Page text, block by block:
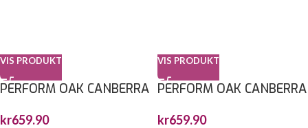
VIS PRODUKT
PERFORM OAK CANBERRA
kr659.90
VIS PRODUKT
PERFORM OAK CANBERRA
kr659.90